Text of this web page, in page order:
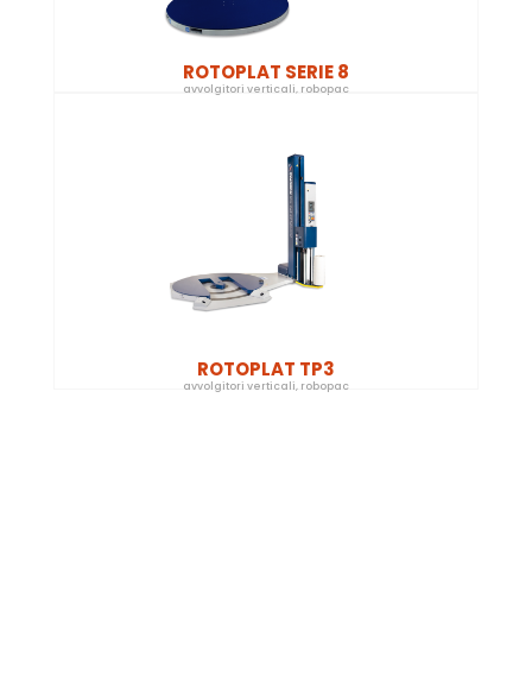
ROTOPLAT SERIE 8
avvolgitori verticali, robopac
ROTOPLAT TP3
avvolgitori verticali, robopac